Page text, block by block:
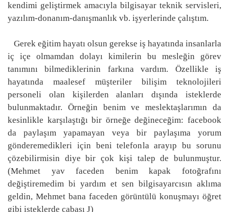
kendimi geliştirmek amacıyla bilgisayar teknik servisleri,
yazılım-donanım-danışmanlık vb. işyerlerinde çalıştım.
Gerek eğitim hayatı olsun gerekse iş hayatında insanlarla
iç içe olmamdan dolayı kimilerin bu mesleğin görev
tanımını bilmediklerinin farkına vardım. Özellikle iş
hayatında maalesef müşteriler bilişim teknolojileri
personeli olan kişilerden alanları dışında isteklerde
bulunmaktadır. Örneğin benim ve meslektaşlarımın da
kesinlikle karşılaştığı bir örneğe değineceğim: facebook
da paylaşım yapamayan veya bir paylaşıma yorum
gönderemedikleri için beni telefonla arayıp bu sorunu
çözebilirmisin diye bir çok kişi talep de bulunmuştur.
(Mehmet yav faceden benim kapak fotoğrafını
değiştiremedim bi yardım et sen bilgisayarcısın aklıma
geldin, Mehmet bana faceden görüntülü konuşmayı öğret
gibi isteklerde cabası J)